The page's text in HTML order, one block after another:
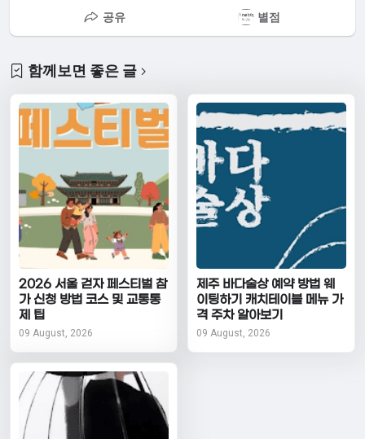
공유 별점
함께보면 좋은 글
2026 서울 걷자 페스티벌 참
가 신청 방법 코스 및 교통통
제 팁
09 August, 2026
제주 바다술상 예약 방법 웨
이팅하기 캐치테이블 메뉴 가
격 주차 알아보기
09 August, 2026